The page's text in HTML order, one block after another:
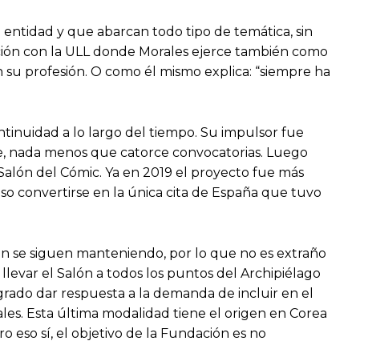
y que abarcan todo tipo de temática, sin
con la ULL donde Morales ejerce también como
profesión. O como él mismo explica: “siempre ha
a lo largo del tiempo. Su impulsor fue
menos que catorce convocatorias. Luego
del Cómic. Ya en 2019 el proyecto fue más
convertirse en la única cita de España que tuvo
se siguen manteniendo, por lo que no es extraño
el Salón a todos los puntos del Archipiélago
dar respuesta a la demanda de incluir en el
Esta última modalidad tiene el origen en Corea
eso sí, el objetivo de la Fundación es no